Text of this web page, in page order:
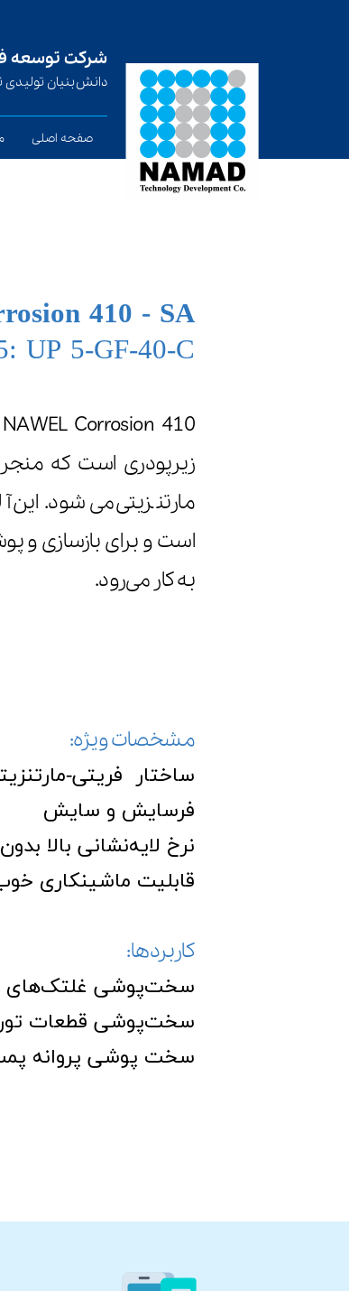
صفحه اصلی
شرکت توسعه
​​​​​​​دانش‌بنیان تولیدی
410 - SA
UP 5-GF-40-C
زیرپودری است که منجر
مارتنزیتی می‌شود. این
است و برای بازسازی
به کار می‌رود.
مشخصات ویژه:
ساختار فریتی-
فرسایش و سایش
نرخ لایه‌نشانی بالا
قابلیت ماشینکاری خوب
کاربردها:
سخت‌پوشی غلتک‌های
سخت‌پوشی قطعات
سخت پوشی پروانه